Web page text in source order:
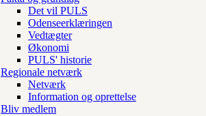
Det vil PULS
Odenseerklæringen
Vedtægter
Økonomi
PULS' historie
Regionale netværk
Netværk
Information og oprettelse
Bliv medlem